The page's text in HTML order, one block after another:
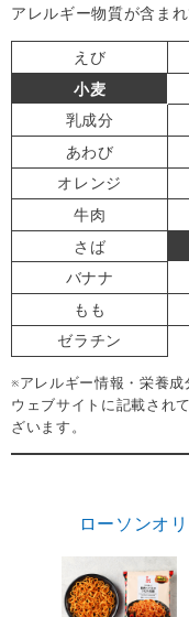
アレルギー物質が含ま
えび
小麦
乳成分
あわび
オレンジ
牛肉
さば
バナナ
もも
ゼラチン
※アレルギー情報・栄養
ウェブサイトに記載され
ざいます。
ローソンオ